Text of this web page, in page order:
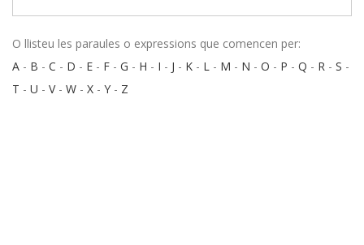
O llisteu les paraules o expressions que comencen per:
A - B - C - D - E - F - G - H - I - J - K - L - M - N - O - P - Q - R - S -
T - U - V- W - X - Y - Z